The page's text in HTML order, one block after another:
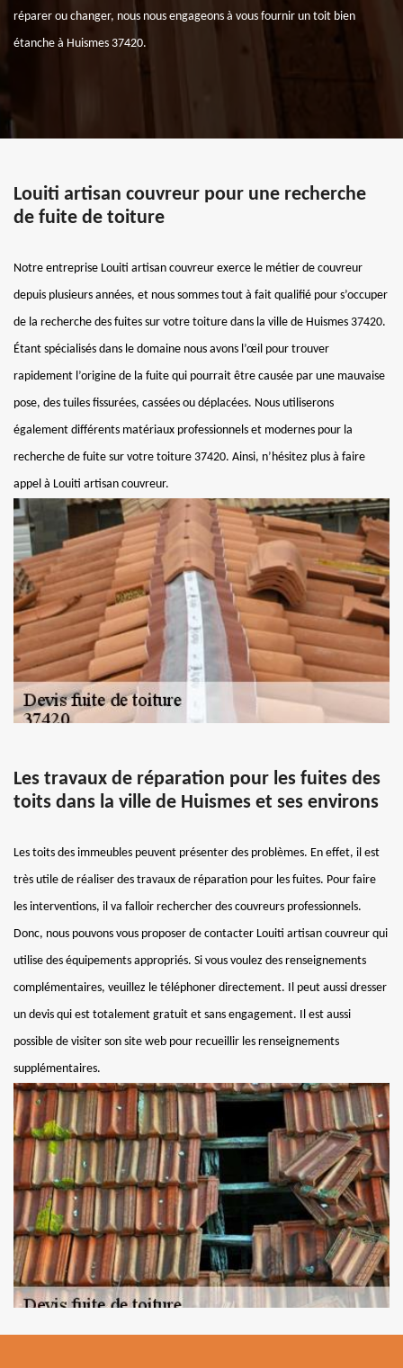
réparer ou changer, nous nous engageons à vous fournir un toit bien
étanche à Huismes 37420.
Louiti artisan couvreur pour une recherche
de fuite de toiture
Notre entreprise Louiti artisan couvreur exerce le métier de couvreur
depuis plusieurs années, et nous sommes tout à fait qualifié pour s’occuper
de la recherche des fuites sur votre toiture dans la ville de Huismes 37420.
Étant spécialisés dans le domaine nous avons l’œil pour trouver
rapidement l’origine de la fuite qui pourrait être causée par une mauvaise
pose, des tuiles fissurées, cassées ou déplacées. Nous utiliserons
également différents matériaux professionnels et modernes pour la
recherche de fuite sur votre toiture 37420. Ainsi, n’hésitez plus à faire
appel à Louiti artisan couvreur.
Les travaux de réparation pour les fuites des
toits dans la ville de Huismes et ses environs
Les toits des immeubles peuvent présenter des problèmes. En effet, il est
très utile de réaliser des travaux de réparation pour les fuites. Pour faire
les interventions, il va falloir rechercher des couvreurs professionnels.
Donc, nous pouvons vous proposer de contacter Louiti artisan couvreur qui
utilise des équipements appropriés. Si vous voulez des renseignements
complémentaires, veuillez le téléphoner directement. Il peut aussi dresser
un devis qui est totalement gratuit et sans engagement. Il est aussi
possible de visiter son site web pour recueillir les renseignements
supplémentaires.